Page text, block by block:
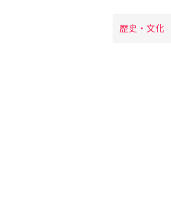
歴史・文化